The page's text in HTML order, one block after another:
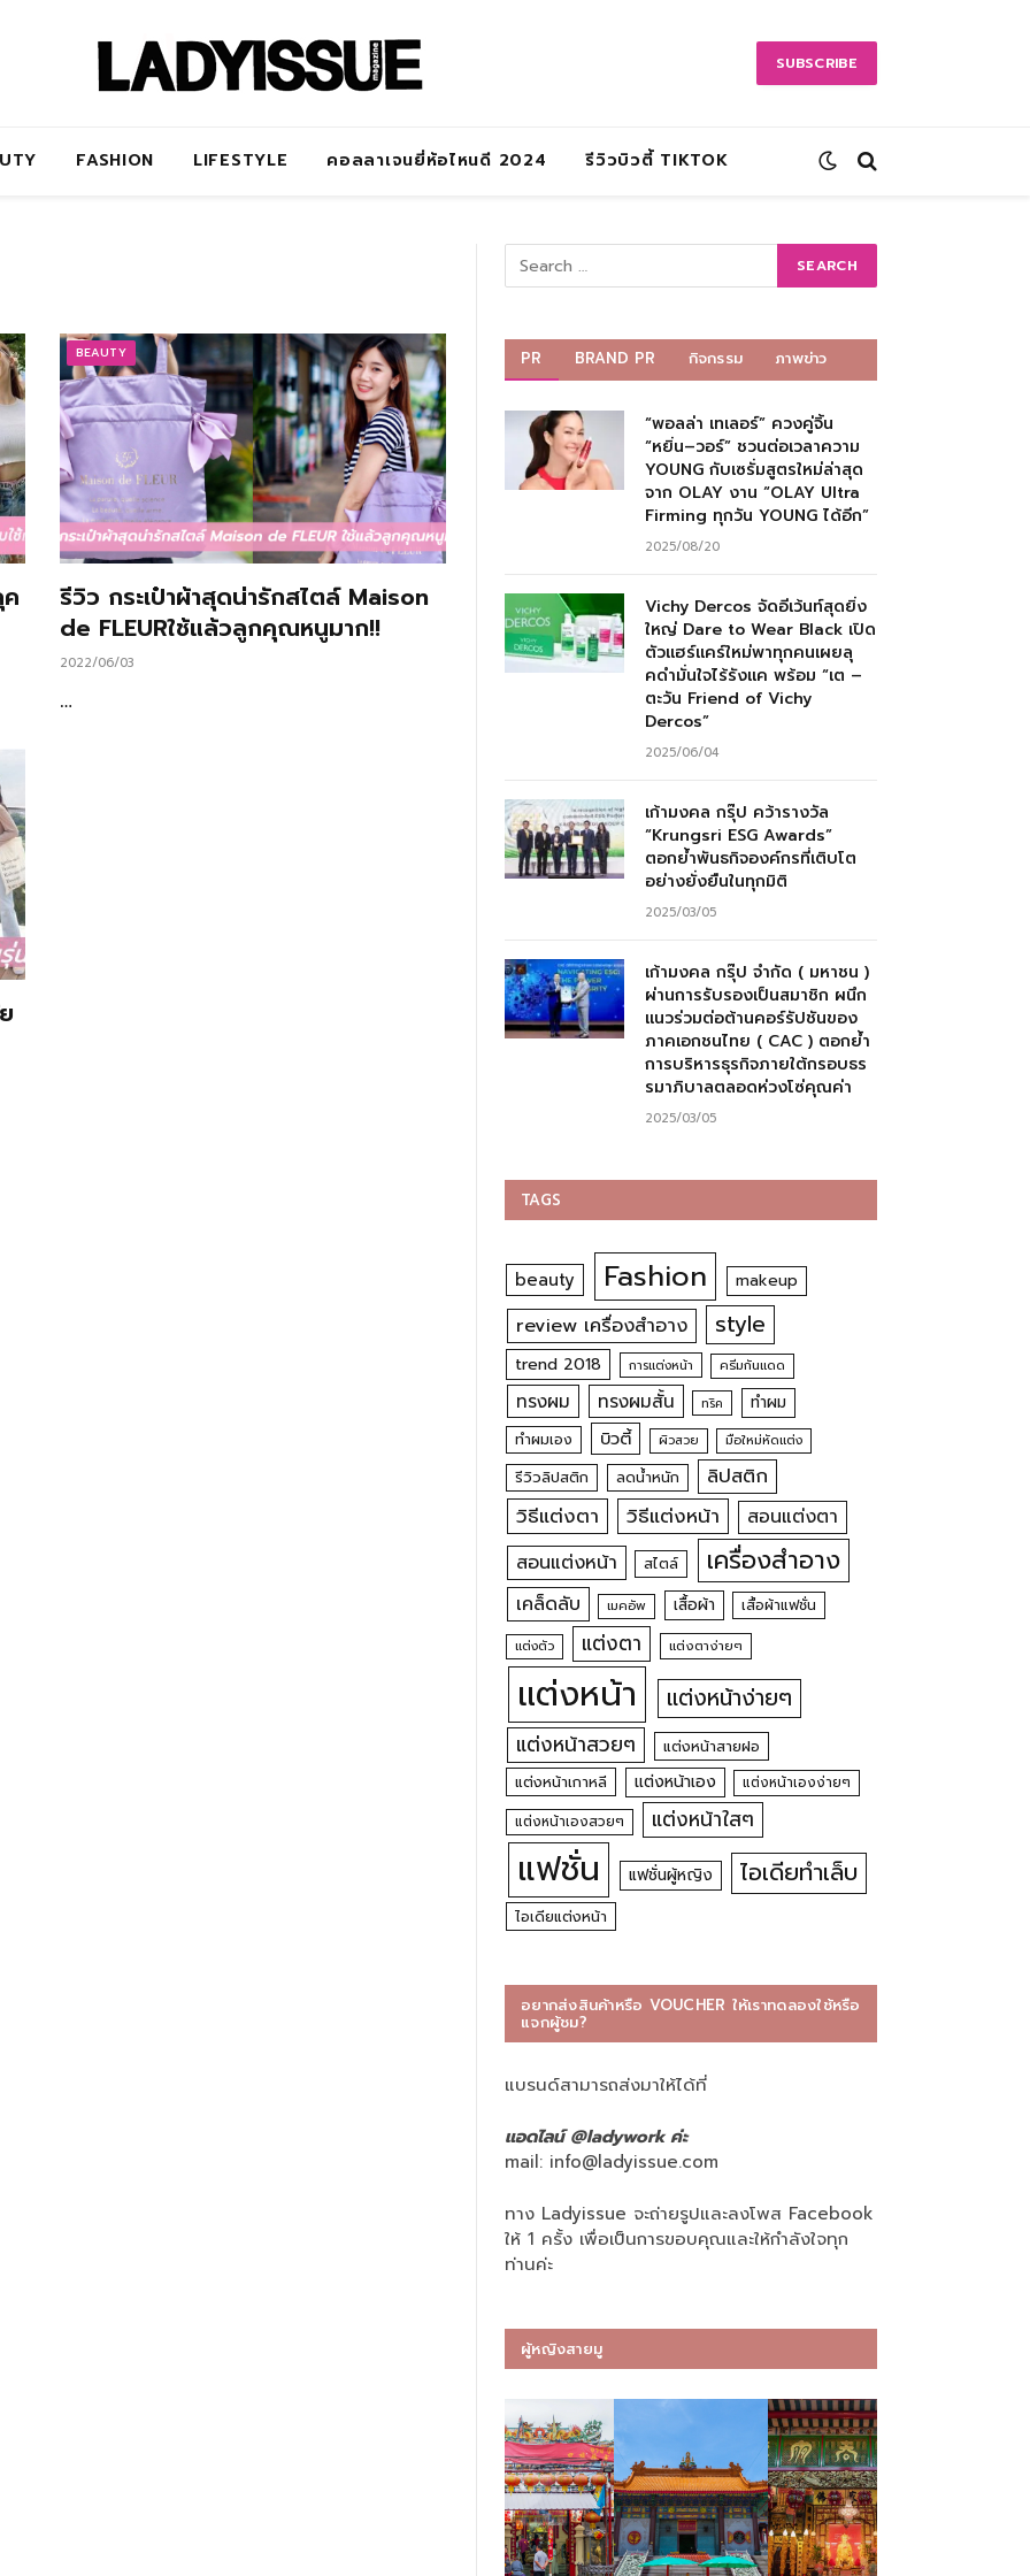
SUBSCRIBE
FASHION LIFESTYLE คอลลาเจนยี่ห้อไหนดี 2024 รีวิวบิวตี้ TIKTOK
BEAUTY
รีวิว กระเป๋าผ้าสุดน่ารักสไตล์ Maison
de FLEURใช้แล้วลูกคุณหนูมาก!!
2022/06/03
…
PR BRAND PR กิจกรรม ภาพข่าว
“พอลล่า เทเลอร์” ควงคู่จิ้น
“หยิ่น–วอร์” ชวนต่อเวลาความ
YOUNG กับเซรั่มสูตรใหม่ล่าสุด
จาก OLAY งาน “OLAY Ultra
Firming ทุกวัน YOUNG ได้อีก”
2025/08/20
Vichy Dercos จัดอีเว้นท์สุดยิ่ง
ใหญ่ Dare to Wear Black เปิด
ตัวแฮร์แคร์ใหม่พาทุกคนเผยลุ
คดำมั่นใจไร้รังแค พร้อม “เต –
ตะวัน Friend of Vichy
Dercos”
2025/06/04
เก้ามงคล กรุ๊ป คว้ารางวัล
“Krungsri ESG Awards”
ตอกย้ำพันธกิจองค์กรที่เติบโต
อย่างยั่งยืนในทุกมิติ
2025/03/05
เก้ามงคล กรุ๊ป จำกัด ( มหาชน )
ผ่านการรับรองเป็นสมาชิก ผนึก
แนวร่วมต่อต้านคอร์รัปชันของ
ภาคเอกชนไทย ( CAC ) ตอกย้ำ
การบริหารธุรกิจภายใต้กรอบธร
รมาภิบาลตลอดห่วงโซ่คุณค่า
2025/03/05
TAGS
beauty Fashion makeup
review เครื่องสำอาง style
trend 2018 การแต่งหน้า ครีมกันแดด
ทรงผม ทรงผมสั้น ทริค ทำผม
ทำผมเอง บิวตี้ ผิวสวย มือใหม่หัดแต่ง
รีวิวลิปสติก ลดน้ำหนัก ลิปสติก
วิธีแต่งตา วิธีแต่งหน้า สอนแต่งตา
สอนแต่งหน้า สไตล์ เครื่องสำอาง
เคล็ดลับ เมคอัพ เสื้อผ้า เสื้อผ้าแฟชั่น
แต่งตัว แต่งตา แต่งตาง่ายๆ
แต่งหน้า แต่งหน้าง่ายๆ
แต่งหน้าสวยๆ
แต่งหน้าสายฝอ
แต่งหน้าเกาหลี
แต่งหน้าเอง
แต่งหน้าเองง่ายๆ
แต่งหน้าเองสวยๆ
แต่งหน้าใสๆ
แฟชั่น แฟชั่นผู้หญิง ไอเดียทำเล็บ
ไอเดียแต่งหน้า
อยากส่งสินค้าหรือ VOUCHER ให้เราทดลองใช้หรือ
แจกผู้ชม?
แบรนด์สามารถส่งมาให้ได้ที่
แอดไลน์ @ladywork ค่ะ
mail: info@ladyissue.com
ทาง Ladyissue จะถ่ายรูปและลงโพส Facebook
ให้ 1 ครั้ง เพื่อเป็นการขอบคุณและให้กำลังใจทุก
ท่านค่ะ
ผู้หญิงสายมู